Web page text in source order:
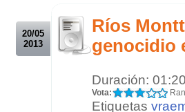
20/05
2013
Ríos
genocidio
Duración:
Vota:
Etiquetas